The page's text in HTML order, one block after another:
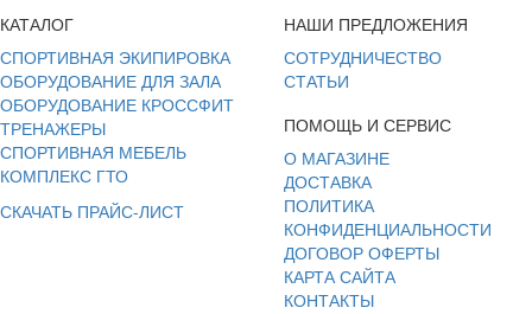
КАТАЛОГ
СПОРТИВНАЯ ЭКИПИРОВКА
ОБОРУДОВАНИЕ ДЛЯ ЗАЛА
ОБОРУДОВАНИЕ КРОССФИТ
ТРЕНАЖЕРЫ
СПОРТИВНАЯ МЕБЕЛЬ
КОМПЛЕКС ГТО
СКАЧАТЬ ПРАЙС-ЛИСТ
НАШИ ПРЕДЛОЖЕНИЯ
СОТРУДНИЧЕСТВО
СТАТЬИ
ПОМОЩЬ И СЕРВИС
О МАГАЗИНЕ
ДОСТАВКА
ПОЛИТИКА
КОНФИДЕНЦИАЛЬНОСТИ
ДОГОВОР ОФЕРТЫ
КАРТА САЙТА
КОНТАКТЫ